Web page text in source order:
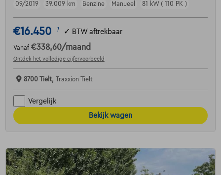
09/2019
39.009 km Benzine Manueel 81 kW ( 110 PK )
€16.450 1 ✓ BTW aftrekbaar
Vanaf €338,60/maand
Ontdek het volledige cijfervoorbeeld
8700 Tielt, Traxxion Tielt
Vergelijk
Bekijk wagen